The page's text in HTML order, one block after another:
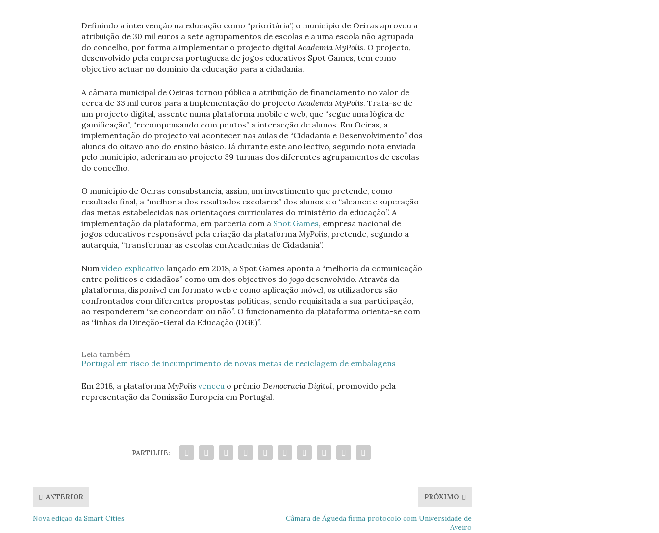
Definindo a intervenção na educação como “prioritária”, o município de Oeiras aprovou a
atribuição de 30 mil euros a sete agrupamentos de escolas e a uma escola não agrupada
do concelho, por forma a implementar o projecto digitalAcademia MyPolis. O projecto,
desenvolvido pela empresa portuguesa de jogos educativos Spot Games, tem como
objectivo actuar no domínio da educação para a cidadania.
A câmara municipal de Oeiras tornou pública a atribuição de financiamento no valor de
cerca de 33 mil euros para a implementação do projecto Academia MyPolis. Trata-se de
um projecto digital, assente numa plataforma mobile e web, que “segue uma lógica de
gamificação”, “recompensando com pontos” a interacção de alunos. Em Oeiras, a
implementação do projecto vai acontecer nas aulas de “Cidadania e Desenvolvimento” dos
alunos do oitavo ano do ensino básico. Já durante este ano lectivo, segundo nota enviada
pelo município, aderiram ao projecto 39 turmas dos diferentes agrupamentos de escolas
do concelho.
O município de Oeiras consubstancia, assim, um investimento que pretende, como
resultado final, a “melhoria dos resultados escolares” dos alunos e o “alcance e superação
das metas estabelecidas nas orientações curriculares do ministério da educação”. A
implementação da plataforma, em parceria com a Spot Games, empresa nacional de
jogos educativos responsável pela criação da plataforma MyPolis, pretende, segundo a
autarquia, “transformar as escolas em Academias de Cidadania”.
Num vídeo explicativo lançado em 2018, a Spot Games aponta a “melhoria da comunicação
entre políticos e cidadãos” como um dos objectivos do jogodesenvolvido. Através da
plataforma, disponível em formato web e como aplicação móvel, os utilizadores são
confrontados com diferentes propostas políticas, sendo requisitada a sua participação,
ao responderem “se concordam ou não”. O funcionamento da plataforma orienta-se com
as “linhas da Direção-Geral da Educação (DGE)”.
Leia também
Portugal em risco de incumprimento de novas metas de reciclagem de embalagens
Em 2018, a plataforma MyPolis venceuo prémio Democracia Digital, promovido pela
representação da Comissão Europeia em Portugal.
PARTILHE:
ANTERIOR
Nova edição da Smart Cities
PRÓXIMO
Câmara de Águeda firma protocolo com Universidade de
Aveiro